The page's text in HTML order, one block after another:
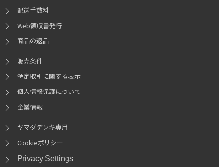
配送手数料
Web領収書発行
商品の返品
販売条件
特定取引に関する表示
個人情報保護について
企業情報
ヤマダデンキ専用
Cookieポリシー
Privacy Settings